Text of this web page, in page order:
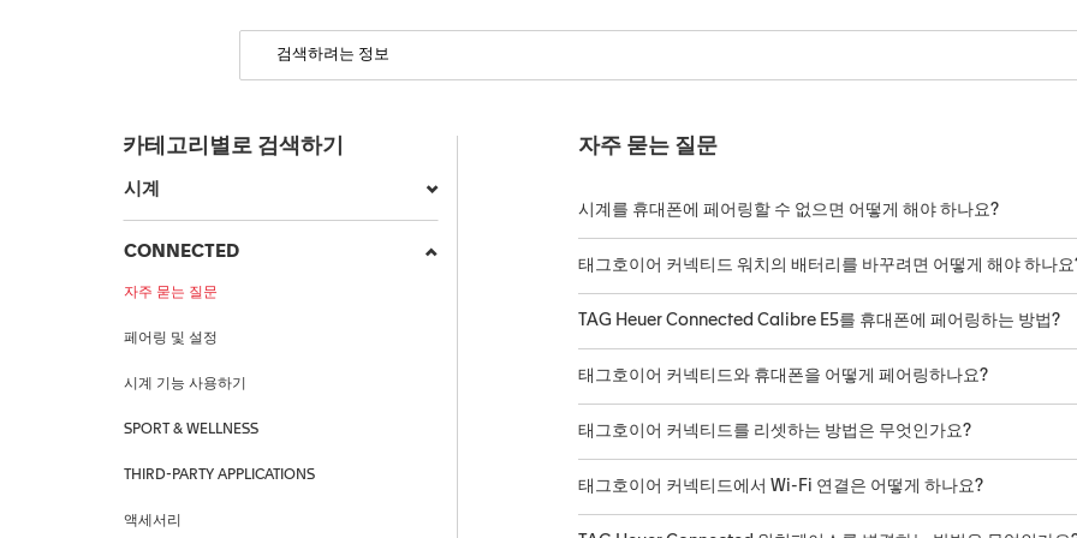
카테고리별로 검색하기
시계
CONNECTED
자주 묻는 질문
페어링 및 설정
시계 기능 사용하기
SPORT & WELLNESS
THIRD-PARTY APPLICATIONS
액세서리
자주 묻는 질문
시계를 휴대폰에 페어링할 수 없으면 어떻게 해야 하나요?
태그호이어 커넥티드 워치의 배터리를 바꾸려면 어떻게 해야 하나요
TAG Heuer Connected Calibre E5를 휴대폰에 페어링하는 방법?
태그호이어 커넥티드와 휴대폰을 어떻게 페어링하나요?
태그호이어 커넥티드를 리셋하는 방법은 무엇인가요?
태그호이어 커넥티드에서 Wi-Fi 연결은 어떻게 하나요?